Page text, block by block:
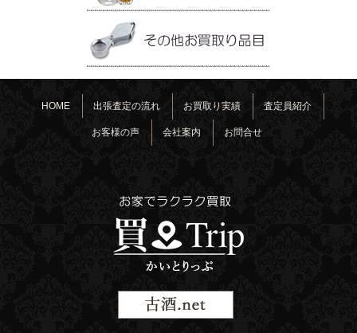
HOME 出張査定の流れ お買取り実績 査定員紹介
お客様の声 会社案内 お問合せ